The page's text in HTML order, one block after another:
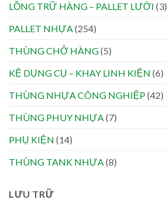
LỒNG TRỮ HÀNG – PALLET LƯỚI (3)
PALLET NHỰA(254)
THÙNG CHỞ HÀNG(5)
KỆ DỤNG CỤ – KHAY LINH KIỆN (6)
THÙNG NHỰA CÔNG NGHIỆP(42)
THÙNG PHUY NHỰA(7)
PHỤ KIỆN (14)
THÙNG TANK NHỰA(8)
LƯU TRỮ